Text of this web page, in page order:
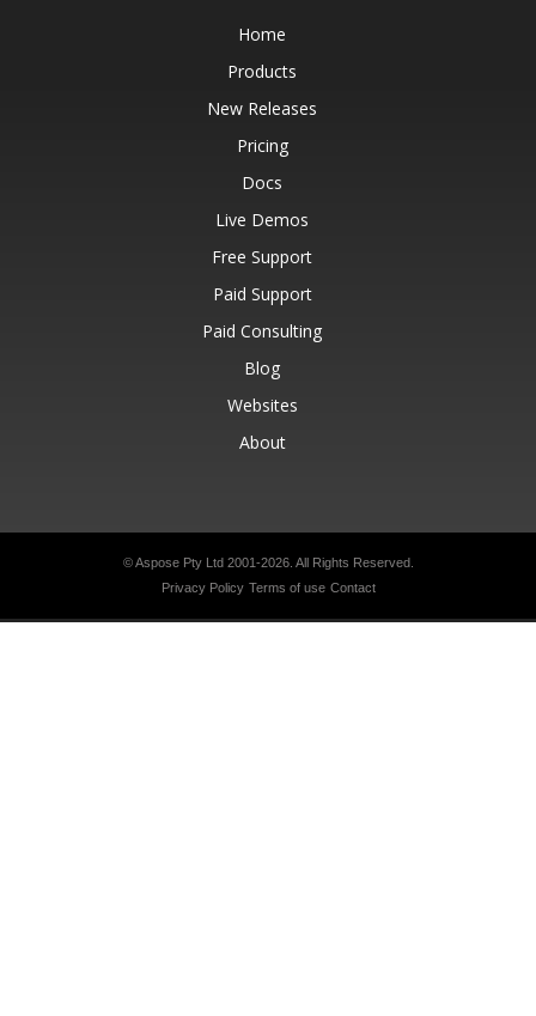
Home
Products
New Releases
Pricing
Docs
Live Demos
Free Support
Paid Support
Paid Consulting
Blog
Websites
About
© Aspose Pty Ltd 2001-2026. All Rights Reserved.
Privacy Policy Terms of use Contact